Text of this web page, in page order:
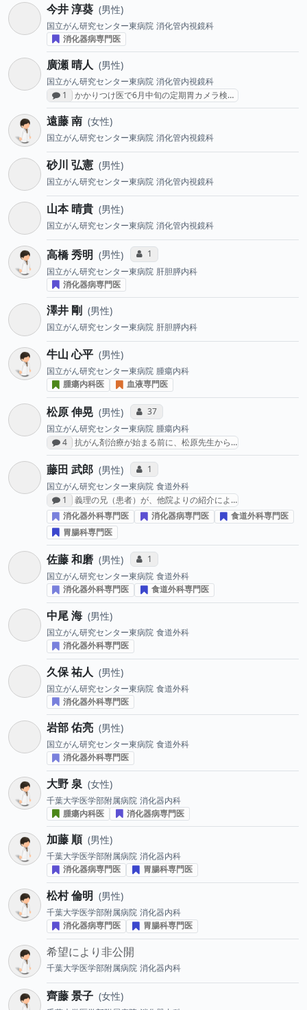
今井 淳葵 男性
国立がん研究センター東病院 消化管内視鏡科
消化器病専門医
廣瀬 晴人 男性
国立がん研究センター東病院 消化管内視鏡科
感想投稿数
1 かかりつけ医で6月中旬の定期胃カメラ検…
遠藤 南 女性
国立がん研究センター東病院 消化管内視鏡科
砂川 弘憲 男性
国立がん研究センター東病院 消化管内視鏡科
山本 晴貴 男性
国立がん研究センター東病院 消化管内視鏡科
高橋 秀明 男性 コミュニケーション・タイプ投票数
1
国立がん研究センター東病院 肝胆膵内科
消化器病専門医
澤井 剛 男性
国立がん研究センター東病院 肝胆膵内科
牛山 心平 男性
国立がん研究センター東病院 腫瘍内科
腫瘍内科医
血液専門医
松原 伸晃 男性 コミュニケーション・タイプ投票数
37
国立がん研究センター東病院 腫瘍内科
感想投稿数
4 抗がん剤治療が始まる前に、松原先生から…
藤田 武郎 男性 コミュニケーション・タイプ投票数
1
国立がん研究センター東病院 食道外科
感想投稿数
1
義理の兄（患者）が、他院よりの紹介によ…
消化器外科専門医
消化器病専門医
食道外科専門医
胃腸科専門医
佐藤 和磨 男性 コミュニケーション・タイプ投票数
1
国立がん研究センター東病院 食道外科
消化器外科専門医
食道外科専門医
中尾 海 男性
国立がん研究センター東病院 食道外科
消化器外科専門医
久保 祐人 男性
国立がん研究センター東病院 食道外科
消化器外科専門医
岩部 佑亮 男性
国立がん研究センター東病院 食道外科
消化器外科専門医
大野 泉 女性
千葉大学医学部附属病院 消化器内科
腫瘍内科医
消化器病専門医
加藤 順 男性
千葉大学医学部附属病院 消化器内科
消化器病専門医
胃腸科専門医
松村 倫明 男性
千葉大学医学部附属病院 消化器内科
消化器病専門医
胃腸科専門医
希望により非公開
千葉大学医学部附属病院 消化器内科
齊藤 景子 女性